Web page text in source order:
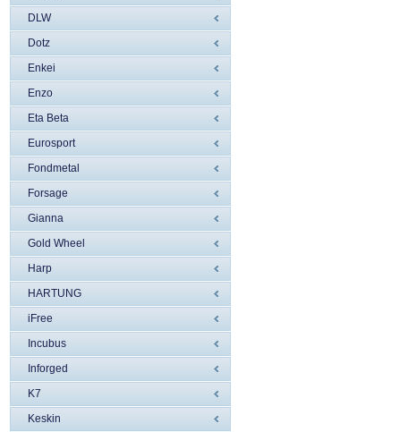
DLW
Dotz
Enkei
Enzo
Eta Beta
Eurosport
Fondmetal
Forsage
Gianna
Gold Wheel
Harp
HARTUNG
iFree
Incubus
Inforged
K7
Keskin